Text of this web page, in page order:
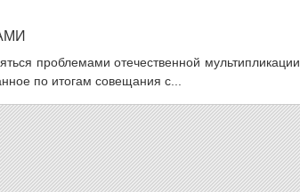
проблемами отечественной мультипликации.
по итогам совещания с...